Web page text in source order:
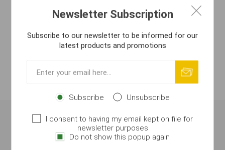
CONTACT US
ATTACHMENTS
Double Bait Screw/Spike (10 pcs)
Newsletter Subscription
Subscribe to our newsletter to be informed for our
latest products and promotions
Subscribe Unsubscribe
I consent to having my email kept on file for
newsletter purposes
Do not show this popup again